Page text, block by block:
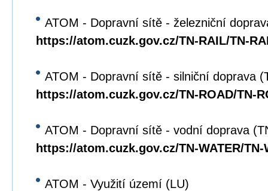
ATOM - Dopravní sítě - železniční
https://atom.cuzk.gov.cz/TN-RAIL/TN-
ATOM - Dopravní sítě - silniční doprava
https://atom.cuzk.gov.cz/TN-ROAD/TN-
ATOM - Dopravní sítě - vodní doprava
https://atom.cuzk.gov.cz/TN-WATER/TN-
ATOM - Využití území (LU)